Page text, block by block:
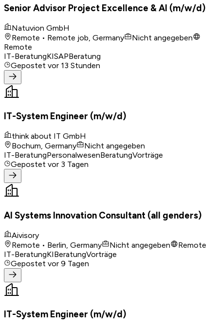
Senior Advisor Project Excellence & AI (m/w/d)
Natuvion GmbH
Remote • Remote job, Germany
Nicht angegeben
Remote
IT-BeratungKISAPBeratung
Gepostet vor 13 Stunden
IT-System Engineer (m/w/d)
think about IT GmbH
Bochum, Germany
Nicht angegeben
IT-BeratungPersonalwesenBeratungVorträge
Gepostet vor 3 Tagen
AI Systems Innovation Consultant (all genders)
Aivisory
Remote • Berlin, Germany
Nicht angegeben
Remote
IT-BeratungKIBeratungVorträge
Gepostet vor 9 Tagen
IT-System Engineer (m/w/d)